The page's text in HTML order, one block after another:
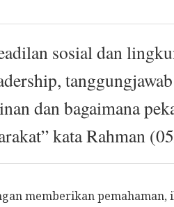
sosial dan
dan bagaimana
kata Rahman
memberikan pemahaman,